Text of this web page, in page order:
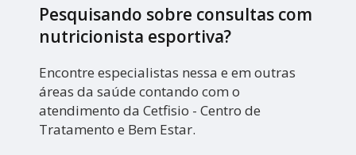
Pesquisando sobre consultas com
nutricionista esportiva?
Encontre especialistas nessa e em outras
áreas da saúde contando com o
atendimento da Cetfisio - Centro de
Tratamento e Bem Estar.